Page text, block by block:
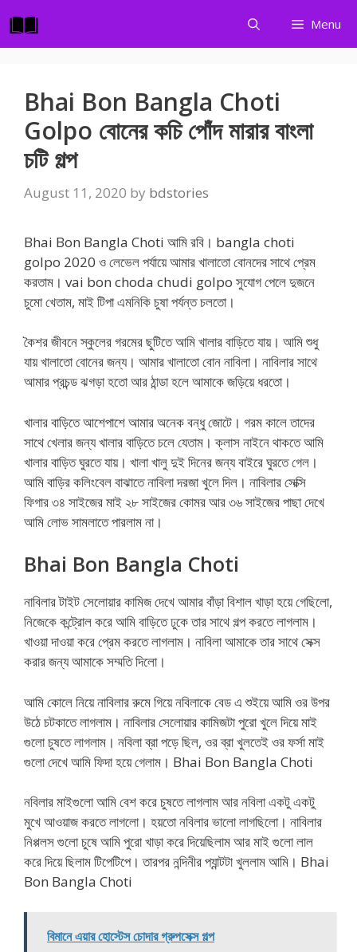
to
content
Menu
Bhai Bon Bangla Choti
Golpo বোনের কচি পোঁদ মারার বাংলা
চটি গল্প
August 11, 2020 by bdstories
Bhai Bon Bangla Choti আমি রবি। bangla choti
golpo 2020 ও লেভেল পর্যায়ে আমার খালাতো বোনদের সাথে প্রেম
করতাম। vai bon choda chudi golpo সুযোগ পেলে দুজনে
চুমো খেতাম, মাই টিপা এমনিকি চুষা পর্যন্ত চলতো।
কৈশর জীবনে স্কুলের গরমের ছুটিতে আমি খালার বাড়িতে যায়। আমি শুধু
যায় খালাতো বোনের জন্য। আমার খালাতো বোন নাবিলা। নাবিলার সাথে
আমার প্রচন্ড ঝগড়া হতো আর ঠান্ডা হলে আমাকে জড়িয়ে ধরতো।
খালার বাড়িতে আশেপাশে আমার অনেক বন্ধু জোটে। গরম কালে তাদের
সাথে খেলার জন্য খালার বাড়িতে চলে যেতাম। ক্লাস নাইনে থাকতে আমি
খালার বাড়িত ঘুরতে যায়। খালা খালু দুই দিনের জন্য বাইরে ঘুরতে গেল।
আমি বাড়ির কলিংবেল বাঝাতে নাবিলা দরজা খুলে দিল। নাবিলার সেক্সি
ফিগার ৩৪ সাইজের মাই ২৮ সাইজের কোমর আর ৩৬ সাইজের পাছা দেখে
আমি লোভ সামলাতে পারলাম না।
Bhai Bon Bangla Choti
নাবিলার টাইট সেলোয়ার কামিজ দেখে আমার বাঁড়া বিশাল খাড়া হয়ে গেছিলো,
নিজেকে কন্ট্রোল করে আমি বাড়িতে ঢুকে তার সাথে গল্প করতে লাগলাম।
খাওয়া দাওয়া করে প্রেম করতে লাগলাম। নাবিলা আমাকে তার সাথে সেক্স
করার জন্য আমাকে সম্মতি দিলো।
আমি কোলে নিয়ে নাবিলার রুমে গিয়ে নবিলাকে বেড এ শুইয়ে আমি ওর উপর
উঠে চটকাতে লাগলাম। নাবিলার সেলোয়ার কামিজটা পুরো খুলে দিয়ে মাই
গুলো চুষতে লাগলাম। নবিলা ব্রা পড়ে ছিল, ওর ব্রা খুলতেই ওর ফর্সা মাই
গুলো দেখে আমি ফিদা হয়ে গেলাম। Bhai Bon Bangla Choti
নবিলার মাইগুলো আমি বেশ করে চুষতে লাগলাম আর নবিলা একটু একটু
মুখে আওয়াজ করতে লাগলো। হয়তো নবিলার ভালো লাগছিলো। নাবিলার
নিপ্পলস গুলো চুষে আমি পুরো খাড়া করে দিয়েছিলাম আর মাই গুলো লাল
করে দিয়ে ছিলাম টিপেটিপে। তারপর নন্দিনীর প্যান্টটা খুললাম আমি। Bhai
Bon Bangla Choti
বিমানে এয়ার হোস্টেস চোদার গ্রুপসেক্স গল্প